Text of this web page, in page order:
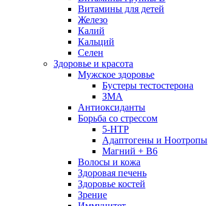
Витамины для детей
Железо
Калий
Кальций
Селен
Здоровье и красота
Мужское здоровье
Бустеры тестостерона
ЗМА
Антиоксиданты
Борьба со стрессом
5-HTP
Адаптогены и Ноотропы
Магний + В6
Волосы и кожа
Здоровая печень
Здоровье костей
Зрение